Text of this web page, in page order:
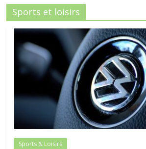
Sports et loisirs
Sports & Loisirs